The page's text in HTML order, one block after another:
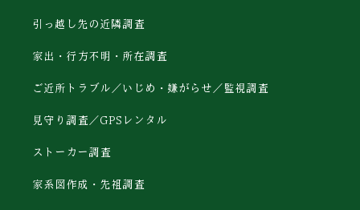
引っ越し先の近隣調査
家出・行方不明・所在調査
ご近所トラブル／いじめ・嫌がらせ／監視調査
見守り調査／GPSレンタル
ストーカー調査
家系図作成・先祖調査